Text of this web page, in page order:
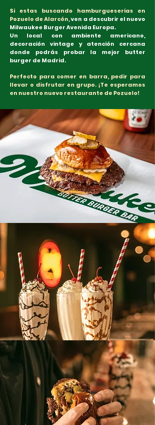
Si estas buscando hamburgueserías en
Pozuelo de Alarcón,ven a descubrir el nuevo
Milwaukee Burger Avenida Europa.
Un local con ambiente americano,
decoración vintage y atención cercana
donde podrás probar la mejor butter
burger de Madrid.
Perfecto para comer en barra, pedir para
llevar o disfrutar en grupo. ¡Te esperamos
en nuestro nuevo restaurante de Pozuelo!